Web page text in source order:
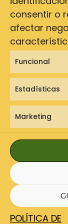
consentir o
afectar
Funcional
Estadísticas
Marketing
POLÍTICA DE
Copyright